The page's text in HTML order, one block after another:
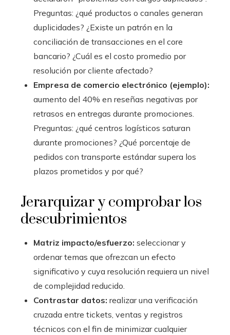
Preguntas: ¿qué productos o canales generan
duplicidades? ¿Existe un patrón en la
conciliación de transacciones en el core
bancario? ¿Cuál es el costo promedio por
resolución por cliente afectado?
Empresa de comercio electrónico (ejemplo):
aumento del 40% en reseñas negativas por
retrasos en entregas durante promociones.
Preguntas: ¿qué centros logísticos saturan
durante promociones? ¿Qué porcentaje de
pedidos con transporte estándar supera los
plazos prometidos y por qué?
Jerarquizar y comprobar los
descubrimientos
Matriz impacto/esfuerzo: seleccionar y
ordenar temas que ofrezcan un efecto
significativo y cuya resolución requiera un nivel
de complejidad reducido.
Contrastar datos: realizar una verificación
cruzada entre tickets, ventas y registros
técnicos con el fin de minimizar cualquier